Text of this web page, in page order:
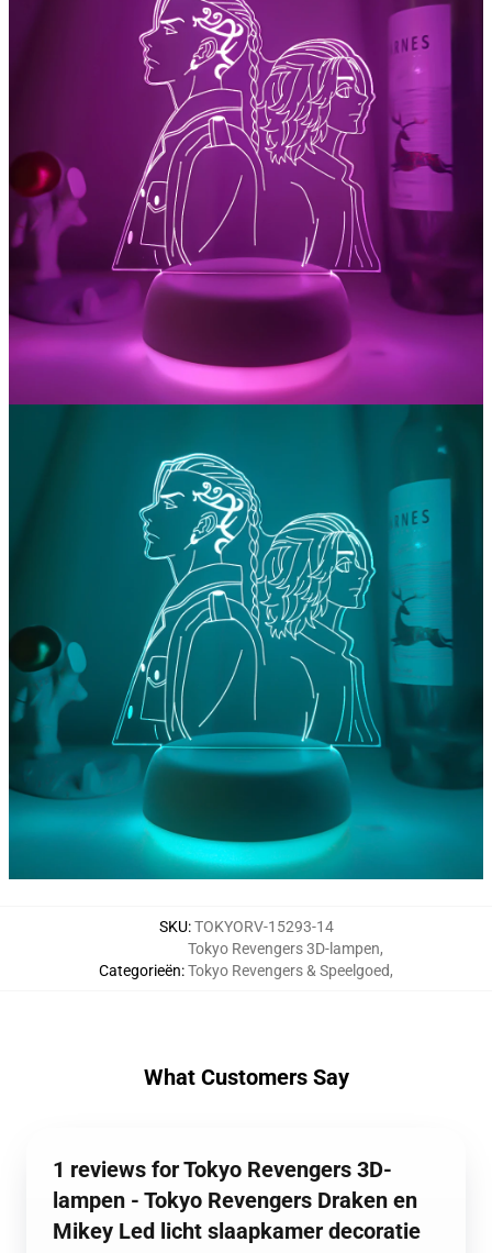
SKU:TOKYORV-15293-14
Categorieën:
Tokyo Revengers 3D-lampen,
Tokyo Revengers & Speelgoed,
What Customers Say
1 reviews for Tokyo Revengers 3D-
lampen - Tokyo Revengers Draken en
Mikey Led licht slaapkamer decoratie